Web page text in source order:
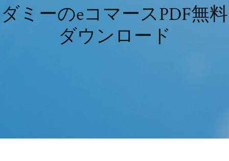
ダミーのeコマースPDF無料
ダウンロード